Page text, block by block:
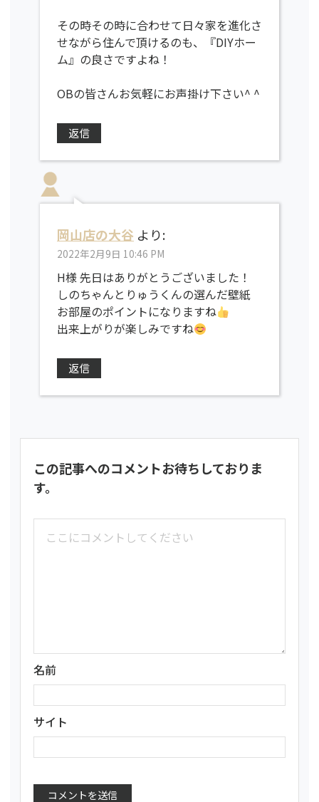
その時その時に合わせて日々家を進化さ
せながら住んで頂けるのも、『DIYホー
ム』の良さですよね！
OBの皆さんお気軽にお声掛け下さい^ ^
返信
岡山店の大谷 より:
2022年2月9日 10:46 PM
H様 先日はありがとうございました！
しのちゃんとりゅうくんの選んだ壁紙
お部屋のポイントになりますね
出来上がりが楽しみですね
返信
この記事へのコメントお待ちしておりま
す。
名前
サイト